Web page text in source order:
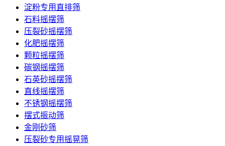
淀粉专用直排筛
石料摇摆筛
压裂砂摇摆筛
化肥摇摆筛
颗粒摇摆筛
碳钢摇摆筛
石英砂摇摆筛
直线摇摆筛
不锈钢摇摆筛
摆式振动筛
金刚砂筛
压裂砂专用摇晃筛